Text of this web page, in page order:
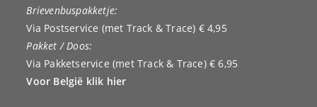
Brievenbuspakketje:
Via Postservice (met Track & Trace) € 4,95
Pakket / Doos:
Via Pakketservice (met Track & Trace) € 6,95
Voor België klik hier